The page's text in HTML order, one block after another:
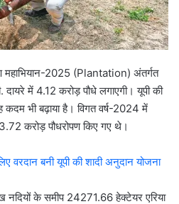
महाभियान-2025 (Plantation) अंतर्गत
दायरे में 4.12 करोड़ पौधे लगाएगी। यूपी की
कदम भी बढ़ाया है। विगत वर्ष-2024 में
करोड़ पौधरोपण किए गए थे।
वरदान बनी यूपी की शादी अनुदान योजना
नदियों के समीप 24271.66 हेक्टेयर एरिया